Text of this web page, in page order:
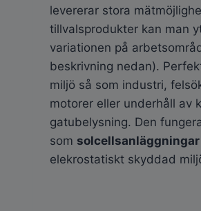
levererar stora
tillvalsprodukter kan man
variationen på
beskrivning nedan).
miljö så som industri,
motorer eller underhåll av
gatubelysning. Den
som solcellsanläggningar
elekrostatiskt skyddad